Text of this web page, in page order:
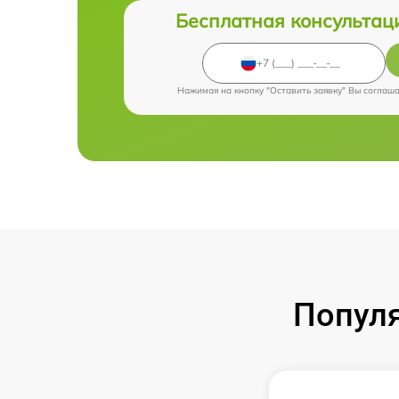
Бесплатная
Нажимая на кнопку "Оставить заявку" Вы